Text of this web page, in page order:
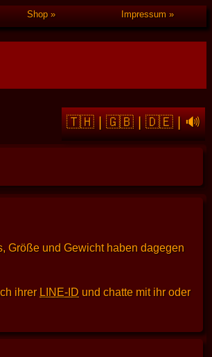
Shop Impressum
🇹🇭|🇬🇧|🇩🇪|🔊
Größe und Gewicht haben dagegen
ihrer LINE-ID und chatte mit ihr oder